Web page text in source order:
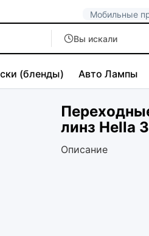
Мобильные
Вы искали
(бленды) Авто Лампы
линз Hella
Описание